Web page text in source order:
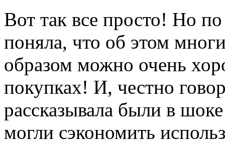
Вот так все просто! Но
поняла, что об этом
образом можно очень
покупках! И, честно
рассказывала были в
могли сэкономить